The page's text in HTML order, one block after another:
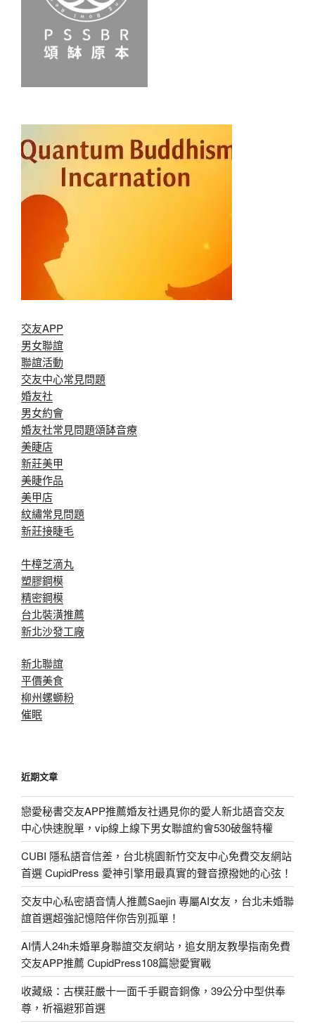
交友APP
男女聯誼
聯誼活動
交友中心常見問題
婚友社
男女約會
婚友社常見問題頌缽音療
美睫店
新莊美甲
美睫作品
美甲店
紋繡常見問題
新莊接睫毛
牛樟芝滴丸
塑膠鋼模
精密鋼模
台北裝潢推薦
新北沙發工廠
新北聯誼
平價美食
柳州螺螄粉
催眠
近期文章
戀愛秘書交友APP推薦婚友社遇見你的愛人新北語音交友
中心快速脫單，vip線上線下男女聯誼約會530破盤特權
CUBI 隱私語音信差，台北桃園新竹交友中心免費交友網站
首選 CupidPress 愛神引擎用最真實的聲音撩撥她的心弦！
交友中心私密語音情人推薦Saejin 專屬AI女友，台北未婚聯
誼首選超強記憶陪伴你告別孤單！
AI情人24h未婚單身聯誼交友網站，追女朋友教學指南免費
交友APP推薦 CupidPress108篇戀愛實戰
收藏級：古樸莊嚴十一面千手觀音銅像，39公分中型供奉
尊，祈福避邪首選